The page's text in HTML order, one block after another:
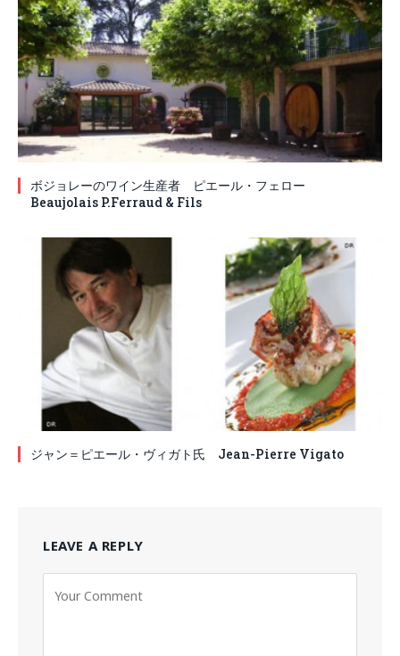
ボジョレーのワイン生産者 ピエール・フェロー
Beaujolais P.Ferraud & Fils
ジャン＝ピエール・ヴィガト氏 Jean-Pierre Vigato
LEAVE A REPLY